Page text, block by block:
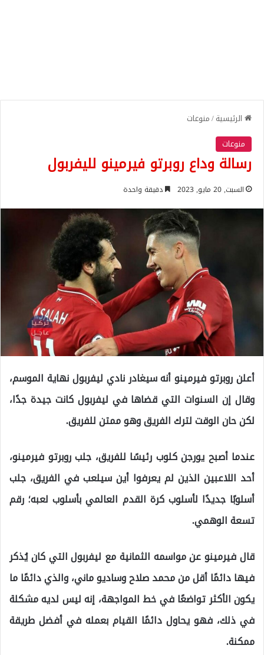
الرئيسية/منوعات
منوعات
رسالة وداع روبرتو فيرمينو لليفربول
السبت, 20 مايو, 2023 دقيقة واحدة
أعلن روبرتو فيرمينو أنه سيغادر نادي ليفربول نهاية الموسم،
وقال إن السنوات التي قضاها في ليفربول كانت جيدة جدًا،
لكن حان الوقت لترك الفريق وهو ممتن للفريق.
عندما أصبح يورجن كلوب رئيسًا للفريق، جلب روبرتو فيرمينو،
أحد اللاعبين الذين لم يعرفوا أين سيلعب في الفريق، جلب
أسلوبًا جديدًا لأسلوب كرة القدم العالمي بأسلوب لعبه؛ رقم
تسعة الوهمي.
قال فيرمينو عن مواسمه الثمانية مع ليفربول التي كان يُذكر
فيها دائمًا أقل من محمد صلاح وساديو ماني، والذي دائمًا ما
يكون الأكثر تواضعًا في خط المواجهة، إنه ليس لديه مشكلة
في ذلك، فهو يحاول دائمًا القيام بعمله في أفضل طريقة
ممكنة.